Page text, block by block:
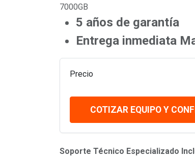
7000GB
5 años de garantía
Entrega inmediata
Precio
COTIZAR EQUIPO Y
Soporte Técnico Especializado